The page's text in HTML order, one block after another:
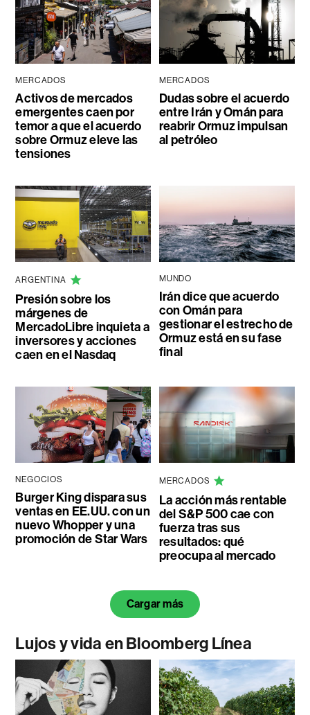
MERCADOS
Activos de mercados
emergentes caen por
temor a que el acuerdo
sobre Ormuz eleve las
tensiones
MERCADOS
Dudas sobre el acuerdo
entre Irán y Omán para
reabrir Ormuz impulsan
al petróleo
ARGENTINA
Presión sobre los
márgenes de
MercadoLibre inquieta a
inversores y acciones
caen en el Nasdaq
MUNDO
Irán dice que acuerdo
con Omán para
gestionar el estrecho de
Ormuz está en su fase
final
NEGOCIOS
Burger King dispara sus
ventas en EE.UU. con un
nuevo Whopper y una
promoción de Star Wars
MERCADOS
La acción más rentable
del S&P 500 cae con
fuerza tras sus
resultados: qué
preocupa al mercado
Cargar más
Lujos y vida en Bloomberg Línea